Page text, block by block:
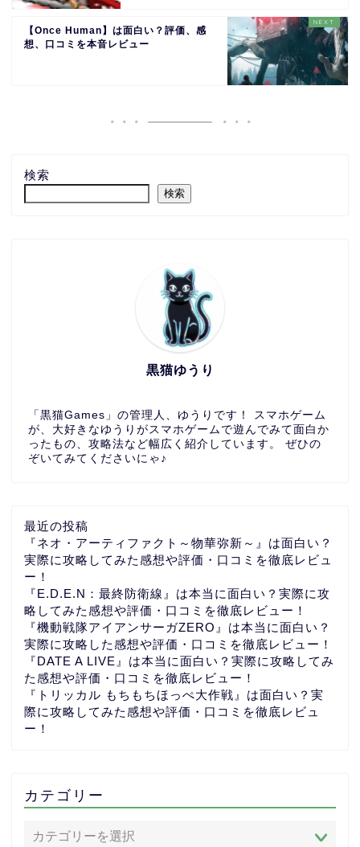
【Once Human】は面白い？評価、感
想、口コミを本音レビュー
検索
検索
黒猫ゆうり
「黒猫Games」の管理人、ゆうりです！ スマホゲーム
が、大好きなゆうりがスマホゲームで遊んでみて面白か
ったもの、攻略法など幅広く紹介しています。 ぜひの
ぞいてみてくださいにゃ♪
最近の投稿
『ネオ・アーティファクト～物華弥新～』は面白い？
実際に攻略してみた感想や評価・口コミを徹底レビュ
ー！
『E.D.E.N：最終防衛線』は本当に面白い？実際に攻
略してみた感想や評価・口コミを徹底レビュー！
『機動戦隊アイアンサーガZERO』は本当に面白い？
実際に攻略した感想や評価・口コミを徹底レビュー！
『DATE A LIVE』は本当に面白い？実際に攻略してみ
た感想や評価・口コミを徹底レビュー！
『トリッカル もちもちほっぺ大作戦』は面白い？実
際に攻略してみた感想や評価・口コミを徹底レビュ
ー！
カテゴリー